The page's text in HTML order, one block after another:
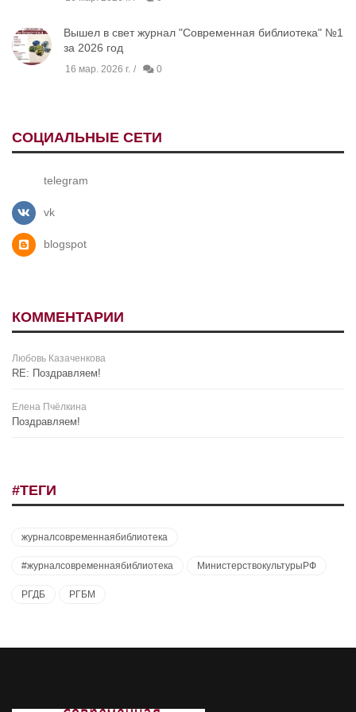
Вышел в свет журнал "Современная библиотека" №1
за 2026 год
16 мар. 2026 г. 0
СОЦИАЛЬНЫЕ СЕТИ
telegram
vk
blogspot
КОММЕНТАРИИ
Любовь Казаченкова
RE: Поздравляем!
Елена Пчёлкина
Поздравляем!
#ТЕГИ
журналсовременнаябиблиотека
#журналсовременнаябиблиотека МинистерствокультурыРФ
РГДБ РГБМ